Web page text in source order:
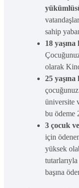
sahip
18
olarak
25
üniversite
bu ödeme
3 çocuk
için
yüksek
başına